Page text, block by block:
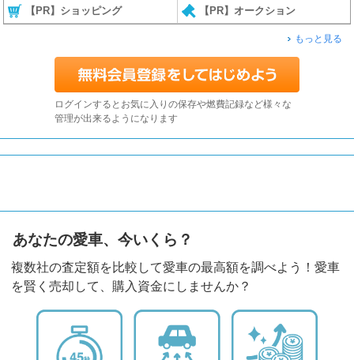
【PR】ショッピング 【PR】オークション
もっと見る
ログインするとお気に入りの保存や燃費記録など様々な
管理が出来るようになります
あなたの愛車、今いくら？
複数社の査定額を比較して愛車の最高額を調べよう！愛車
を賢く売却して、購入資金にしませんか？